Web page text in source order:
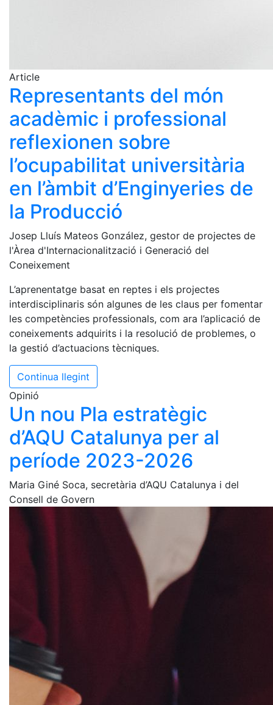
Article
Representants del món
acadèmic i professional
reflexionen sobre
l’ocupabilitat universitària
en l’àmbit d’Enginyeries de
la Producció
Josep Lluís Mateos González, gestor de projectes de
l'Àrea d'Internacionalització i Generació del
Coneixement
L’aprenentatge basat en reptes i els projectes
interdisciplinaris són algunes de les claus per fomentar
les competències professionals, com ara l’aplicació de
coneixements adquirits i la resolució de problemes, o
la gestió d’actuacions tècniques.
Continua llegint
Opinió
Un nou Pla estratègic
d’AQU Catalunya per al
període 2023-2026
Maria Giné Soca, secretària d’AQU Catalunya i del
Consell de Govern